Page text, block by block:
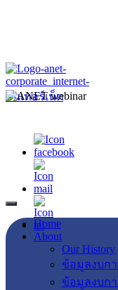
Home
About
Our History
ข้อมูลงบกา
ข้อมูลงบกา